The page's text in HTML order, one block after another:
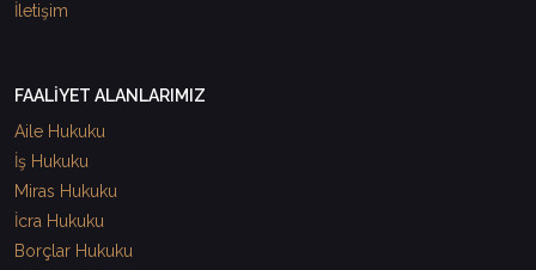
İletişim
FAALİYET ALANLARIMIZ
Aile Hukuku
İş Hukuku
Miras Hukuku
İcra Hukuku
Borçlar Hukuku